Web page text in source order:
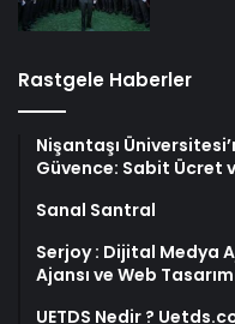
Rastgele Haberler
Nişantaşı
Güvence: Sabit Ücret
Sanal Santral
Serjoy : Dijital Medya
Ajansı ve Web
UETDS Nedir ?